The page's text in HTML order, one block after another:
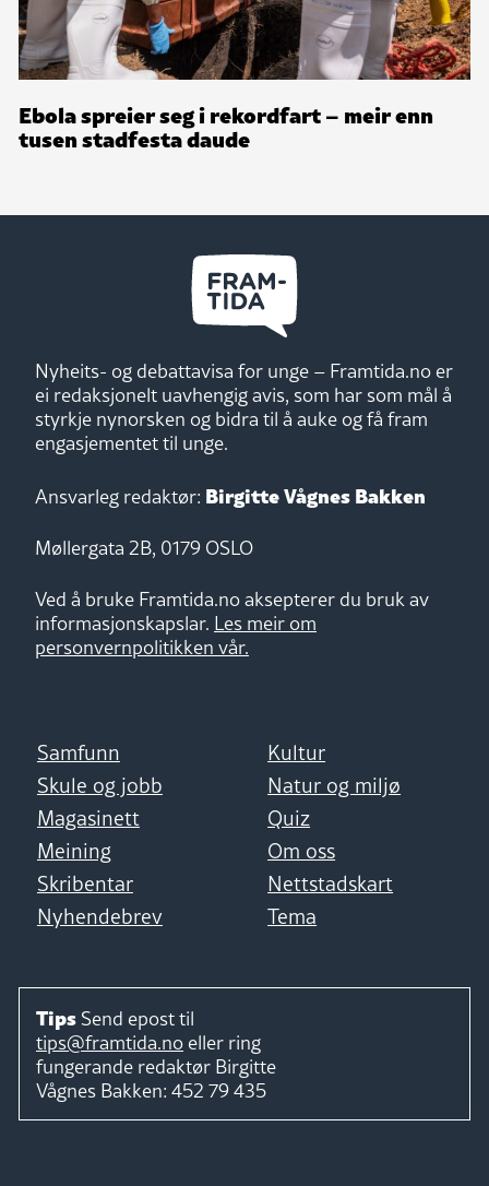
Ebola spreier seg i rekordfart – meir enn
tusen stadfesta daude
Nyheits- og debattavisa for unge – Framtida.no er
ei redaksjonelt uavhengig avis, som har som mål å
styrkje nynorsken og bidra til å auke og få fram
engasjementet til unge.
Ansvarleg redaktør: Birgitte Vågnes Bakken
Møllergata 2B, 0179 OSLO
Ved å bruke Framtida.no aksepterer du bruk av
informasjonskapslar. Les meir om
personvernpolitikken vår.
Samfunn
Kultur
Skule og jobb
Natur og miljø
Magasinett
Quiz
Meining
Om oss
Skribentar
Nettstadskart
Nyhendebrev
Tema
Tips Send epost til
tips@framtida.no eller ring
fungerande redaktør Birgitte
Vågnes Bakken: 452 79 435